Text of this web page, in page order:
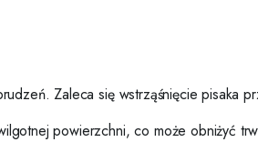
Zaleca się wstrząśnięcie pisaka
powierzchni, co może obniżyć